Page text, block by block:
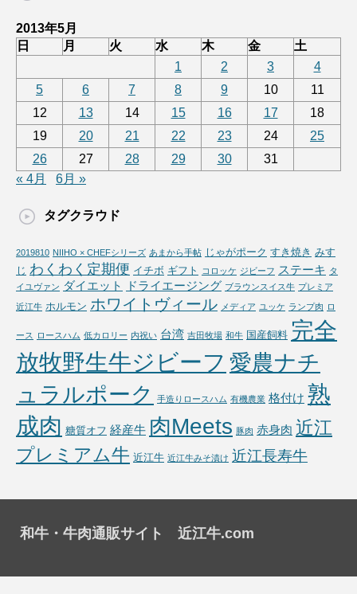
2013年5月
日
月 火 水 木 金
土
1
2 3
4
5
6 7 8 9 10
11
12
13 14 15 16 17
18
19
20 21 22 23 24
25
26
27 28 29 30
31
« 4月
6月 »
タグクラウド
2019810 NIIHO × CHEFシリーズ あまから手帖 じゃがポーク すき焼き みす
じ わくわく定期便 イチボ ギフト コロッケ ジビーフ ステーキ タ
イユヴァン ダイエット ドライエージング ブラウンスイス牛 プレミア
近江牛 ホルモン ホワイトヴィール メディア ユッケ ランプ肉 ロ
ース ロースハム 低カロリー 内祝い 台湾 吉田牧場 和牛 国産飼料 完全
放牧野生牛ジビーフ 愛農ナチ
ュラルポーク
手造りロースハム 有機農業 格付け 熟
成肉 糖質オフ 経産牛 肉Meets 豚肉 赤身肉 近江
プレミアム牛 近江牛 近江牛みそ漬け 近江長寿牛
和牛・牛肉通販サイト 近江牛.com